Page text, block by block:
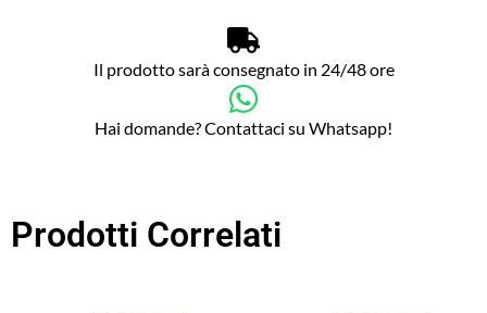
Il prodotto sarà consegnato in 24/48 ore
Hai domande? Contattaci su Whatsapp!
Prodotti Correlati